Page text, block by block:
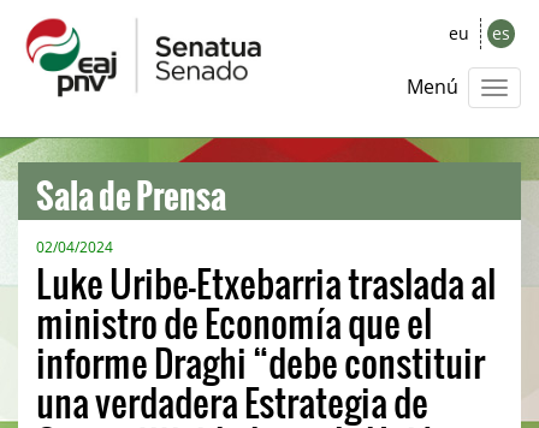
eu es
Menú
Sala de Prensa
02/04/2024
Luke Uribe-Etxebarria traslada al
ministro de Economía que el
informe Draghi “debe constituir
una verdadera Estrategia de